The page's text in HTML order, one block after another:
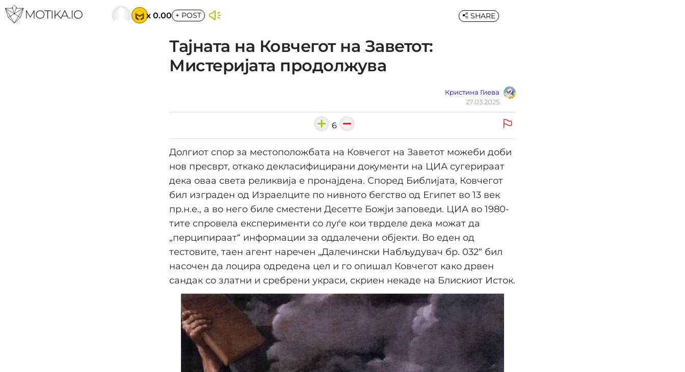
x 0.00 + POST
Тајната на Ковчегот на Заветот:
Мистеријата продолжува
Кристина Гиева
27.03.2025
SHARE
6
Долгиот спор за местоположбата на Ковчегот на Заветот можеби доби
нов пресврт, откако декласифицирани документи на ЦИА сугерираат
дека оваа света реликвија е пронајдена. Според Библијата, Ковчегот
бил изграден од Израелците по нивното бегство од Египет во 13 век
пр.н.е., а во него биле сместени Десетте Божји заповеди. ЦИА во 1980-
тите спровела експерименти со луѓе кои тврделе дека можат да
„перципираат“ информации за оддалечени објекти. Во еден од
тестовите, таен агент наречен „Далечински Набљудувач бр. 032“ бил
насочен да лоцира одредена цел и го опишал Ковчегот како дрвен
сандак со златни и сребрени украси, скриен некаде на Блискиот Исток.